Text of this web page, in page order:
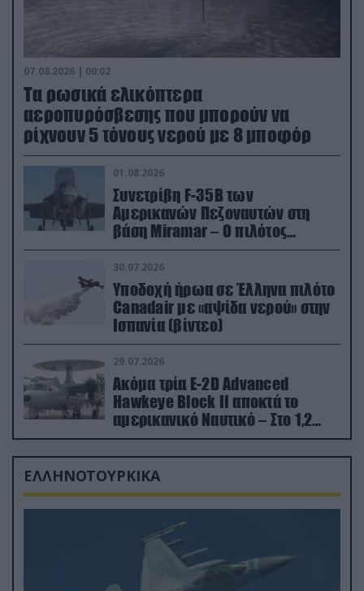
07.08.2026 | 00:02
Τα ρωσικά ελικόπτερα
αεροπυρόσβεσης που μπορούν να
ρίχνουν 5 τόνους νερού με 8 μποφόρ
01.08.2026
Συνετρίβη F-35B των
Αμερικανών Πεζοναυτών στη
βάση Miramar – Ο πιλότος
εκτινάχθηκε εγκαίρως
30.07.2026
Υποδοχή ήρωα σε Έλληνα πιλότο
Canadair με «αψίδα νερού» στην
Ισπανία (βίντεο)
29.07.2026
Ακόμα τρία E-2D Advanced
Hawkeye Block II αποκτά το
αμερικανικό Ναυτικό – Στο 1,2
δισ.δολάρια το κόστος
ΕΛΛΗΝΟΤΟΥΡΚΙΚΑ